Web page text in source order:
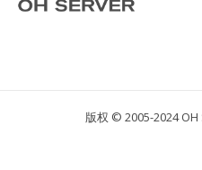
版权 © 2005-2024 OH